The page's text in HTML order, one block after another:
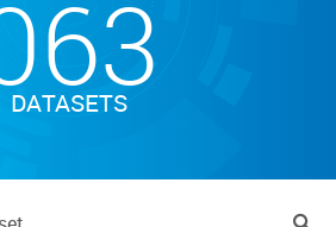
DATASETS